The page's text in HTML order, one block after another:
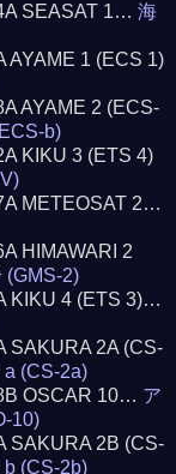
SEASAT 1…海
AYAME 1 (ECS 1)
AYAME 2 (ECS-
b)
KIKU 3 (ETS 4)
METEOSAT 2…
HIMAWARI 2
(GMS-2)
KIKU 4 (ETS 3)…
SAKURA 2A (CS-
a (CS-2a)
OSCAR 10… ア
10)
SAKURA 2B (CS-
b (CS-2b)